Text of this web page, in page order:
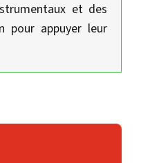
et des
pour appuyer leur